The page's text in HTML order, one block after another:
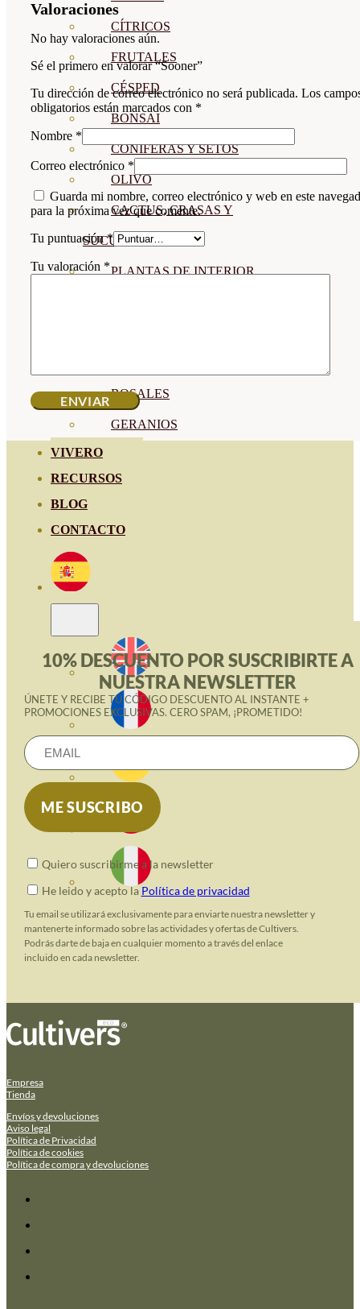
CÍTRICOS
FRUTALES
CÉSPED
BONSAI
CONÍFERAS Y SETOS
OLIVO
CACTUS, CRASAS Y
SUCULENTAS
PLANTAS DE INTERIOR
ROSALES
GERANIOS
VIVERO
RECURSOS
BLOG
CONTACTO
Valoraciones
No hay valoraciones aún.
Sé el primero en valorar “Sooner”
Tu dirección de correo electrónico no será publicada. Los
obligatorios están marcados con *
Nombre *
Correo electrónico *
Guarda mi nombre, correo electrónico y web en este
para la próxima vez que comente.
Tu puntuación*
Tu valoración *
10% DESCUENTO POR SUSCRIBIRTE A
NUESTRA NEWSLETTER
ÚNETE Y RECIBE TU CÓDIGO DESCUENTO AL INSTANTE +
PROMOCIONES EXCLUSIVAS. CERO SPAM, ¡PROMETIDO!
Quiero suscribirme a la newsletter
He leido y acepto la Política de privacidad
Tu email se utilizará exclusivamente para enviarte nuestra newsletter y
mantenerte informado sobre las actividades y ofertas de Cultivers.
Podrás darte de baja en cualquier momento a través del enlace
incluido en cada newsletter.
Empresa
Tienda
Envíos y devoluciones
Aviso legal
Política de Privacidad
Política de cookies
Política de compra y devoluciones